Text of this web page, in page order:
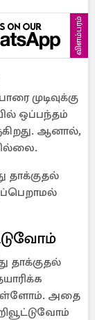
விளம்பரம்
முடிவுக்கு
ஒப்பந்தம்
ஆனால்,
தாக்குதல்
தாக்குதல்
அதை